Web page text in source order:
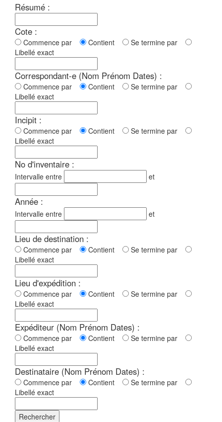
Résumé :
Cote :
Commence par Contient
Se termine par
Libellé exact
Correspondant-e (Nom Prénom Dates) :
Commence par Contient
Se termine par
Libellé exact
Incipit :
Commence par Contient
Se termine par
Libellé exact
No d'inventaire :
Intervalle entre et
Année :
Intervalle entre et
Lieu de destination :
Commence par Contient
Se termine par
Libellé exact
Lieu d'expédition :
Commence par Contient
Se termine par
Libellé exact
Expéditeur (Nom Prénom Dates) :
Commence par Contient
Se termine par
Libellé exact
Destinataire (Nom Prénom Dates) :
Commence par Contient
Se termine par
Libellé exact
Rechercher